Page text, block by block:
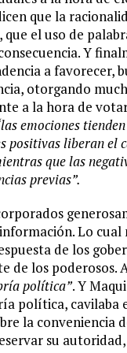
que la
el uso de
Y
a favorecer,
otorgando
a la hora de
emociones
positivas liberan el
que las
previas”.
Lo cual
de los
de los poderosos.
política”. Y
política, cavilaba
la conveniencia
su